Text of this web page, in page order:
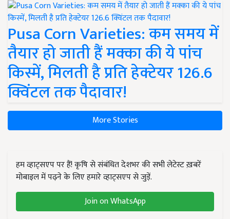
Pusa Corn Varieties: कम समय में
तैयार हो जाती हैं मक्का की ये पांच
किस्में, मिलती है प्रति हेक्टेयर 126.6
क्विंटल तक पैदावार!
More Stories
हम व्हाट्सएप पर हैं! कृषि से संबंधित देशभर की सभी लेटेस्ट ख़बरें
मोबाइल में पढ़ने के लिए हमारे व्हाट्सएप से जुड़ें.
Join on WhatsApp